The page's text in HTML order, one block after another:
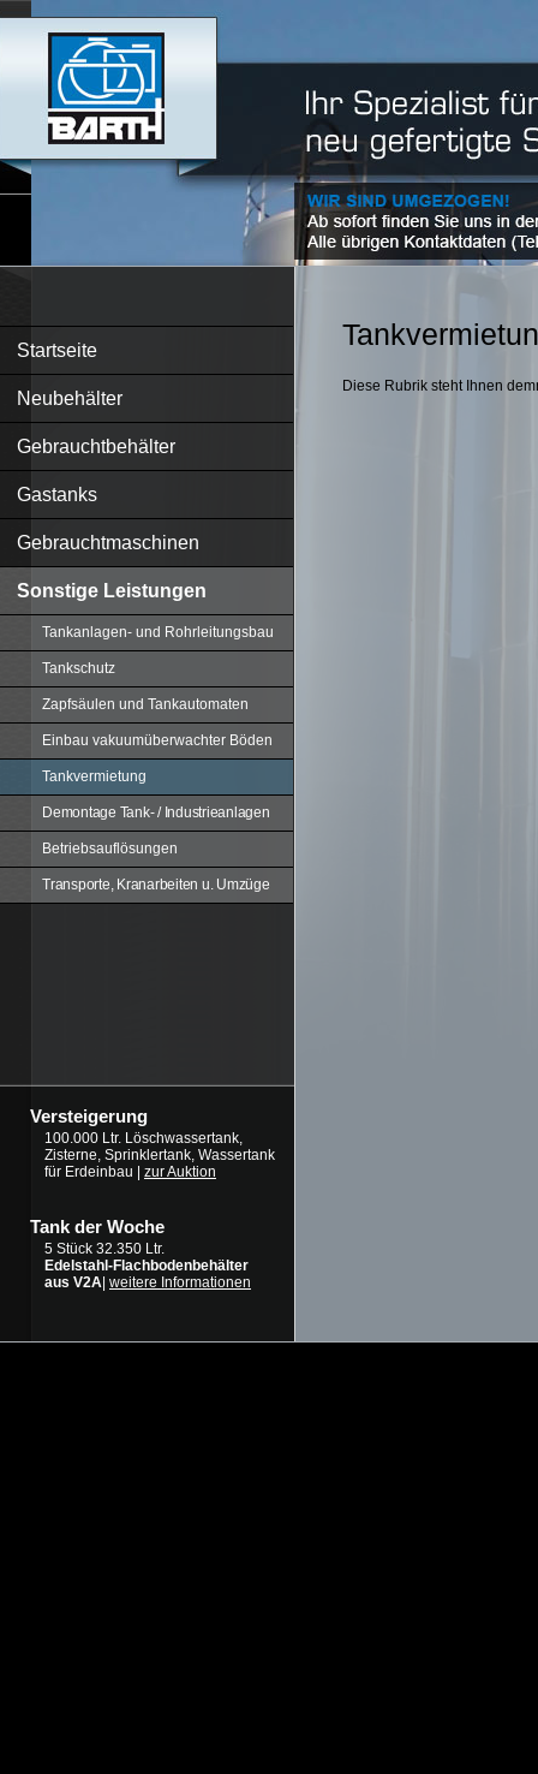
Startseite
Neubehälter
Gebrauchtbehälter
Gastanks
Gebrauchtmaschinen
Sonstige Leistungen
Tankanlagen- und Rohrleitungsbau
Tankschutz
Zapfsäulen und Tankautomaten
Einbau vakuumüberwachter Böden
Tankvermietung
Demontage Tank- / Industrieanlagen
Betriebsauflösungen
Transporte, Kranarbeiten u. Umzüge
Versteigerung
100.000 Ltr. Löschwassertank,
Zisterne, Sprinklertank, Wassertank
für Erdeinbau | zur Auktion
Tank der Woche
5 Stück 32.350 Ltr.
Edelstahl-Flachbodenbehälter
aus V2A weitere Informationen
Diese Rubrik steht Ihnen